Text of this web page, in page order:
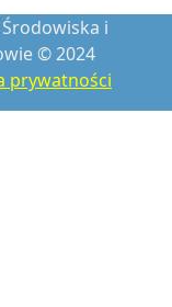
i
© 2024
prywatności